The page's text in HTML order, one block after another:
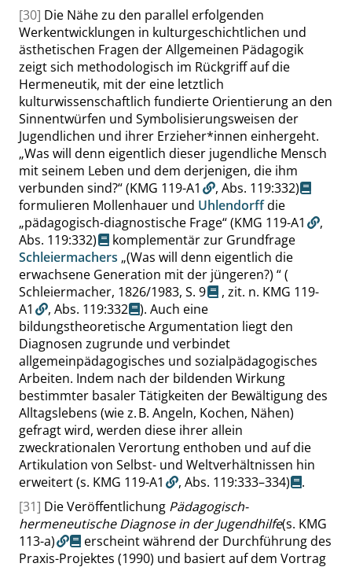
[30] Die Nähe zu den parallel erfolgenden
Werkentwicklungen in kulturgeschichtlichen und
ästhetischen Fragen der Allgemeinen Pädagogik
zeigt sich methodologisch im Rückgriff auf die
Hermeneutik, mit der eine letztlich
kulturwissenschaftlich fundierte Orientierung an den
Sinnentwürfen und Symbolisierungsweisen der
Jugendlichen und ihrer Erzieher*innen einhergeht.
„Was will denn eigentlich dieser jugendliche Mensch
mit seinem Leben und dem derjenigen, die ihm
verbunden sind?“(KMG 119-A1 , Abs. 119:332)
formulieren Mollenhauer und Uhlendorffdie
„pädagogisch-diagnostische Frage“(KMG 119-A1
,
Abs. 119:332)
komplementär zur Grundfrage
Schleiermachers „(Was will denn eigentlich die
erwachsene Generation mit der jüngeren?) “(
Schleiermacher, 1826/1983, S. 9 , zit. n. KMG 119-
A1
, Abs. 119:332
). Auch eine
bildungstheoretische Argumentation liegt den
Diagnosen zugrunde und verbindet
allgemeinpädagogisches und sozialpädagogisches
Arbeiten. Indem nach der bildenden Wirkung
bestimmter basaler Tätigkeiten der Bewältigung des
Alltagslebens (wie z. B. Angeln, Kochen, Nähen)
gefragt wird, werden diese ihrer allein
zweckrationalen Verortung enthoben und auf die
Artikulation von Selbst- und Weltverhältnissen hin
erweitert(s. KMG 119-A1 , Abs. 119:333–334)
.
[31] Die Veröffentlichung Pädagogisch-
hermeneutische Diagnose in der Jugendhilfe(s. KMG
113-a)
erscheint während der Durchführung des
Praxis-Projektes (1990) und basiert auf dem Vortrag